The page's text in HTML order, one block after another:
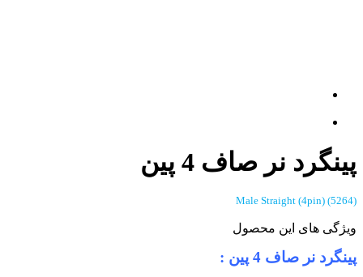
پینگرد نر صاف 4 پین
(5264) Male Straight (4pin)
ویژگی های این محصول
پینگرد نر صاف 4 پین :